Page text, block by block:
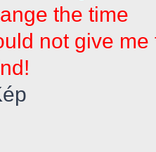
the time
not give